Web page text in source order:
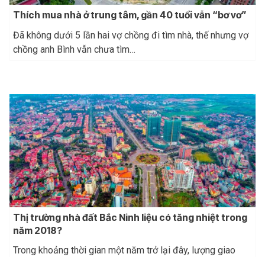
Thích mua nhà ở trung tâm, gần 40 tuổi vẫn “bơ vơ”
Đã không dưới 5 lần hai vợ chồng đi tìm nhà, thế nhưng vợ
chồng anh Bình vẫn chưa tìm…
Thị trường nhà đất Bắc Ninh liệu có tăng nhiệt trong
năm 2018?
Trong khoảng thời gian một năm trở lại đây, lượng giao